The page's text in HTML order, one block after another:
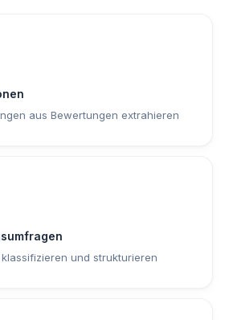
aus Bewertungen extrahieren
und strukturieren